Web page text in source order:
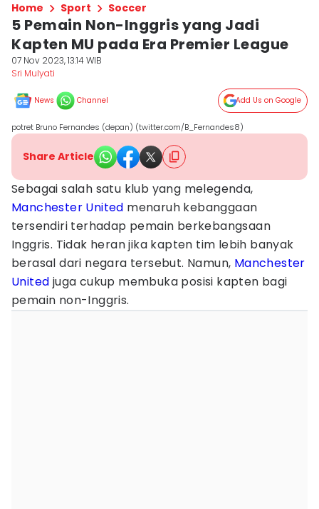
Home Sport Soccer
5 Pemain Non-Inggris yang Jadi
Kapten MU pada Era Premier League
07 Nov 2023, 13:14 WIB
Sri Mulyati
News Channel Add Us on Google
potret Bruno Fernandes (depan) (twitter.com/B_Fernandes8)
Share Article
Sebagai salah satu klub yang melegenda,
Manchester United menaruh kebanggaan
tersendiri terhadap pemain berkebangsaan
Inggris. Tidak heran jika kapten tim lebih banyak
berasal dari negara tersebut. Namun, Manchester
United juga cukup membuka posisi kapten bagi
pemain non-Inggris.